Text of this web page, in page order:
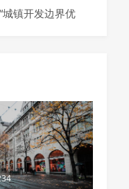
，明确城市更新
城镇开发边界优